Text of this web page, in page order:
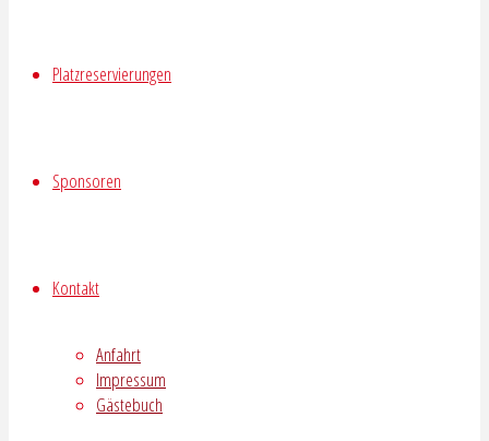
Platzreservierungen
Sponsoren
Kontakt
Anfahrt
Impressum
Gästebuch